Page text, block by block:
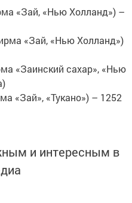
«Зай, «Нью Холланд») –
«Зай, «Нью Холланд»)
«Заинский сахар», «Нью
«Зай», «Тукано») – 1252
и интересным в